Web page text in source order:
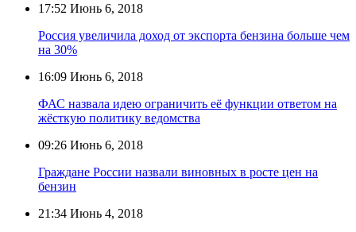
17:52 Июнь 6, 2018
Россия увеличила доход от экспорта бензина больше чем
на 30%
16:09 Июнь 6, 2018
ФАС назвала идею ограничить её функции ответом на
жёсткую политику ведомства
09:26 Июнь 6, 2018
Граждане России назвали виновных в росте цен на
бензин
21:34 Июнь 4, 2018